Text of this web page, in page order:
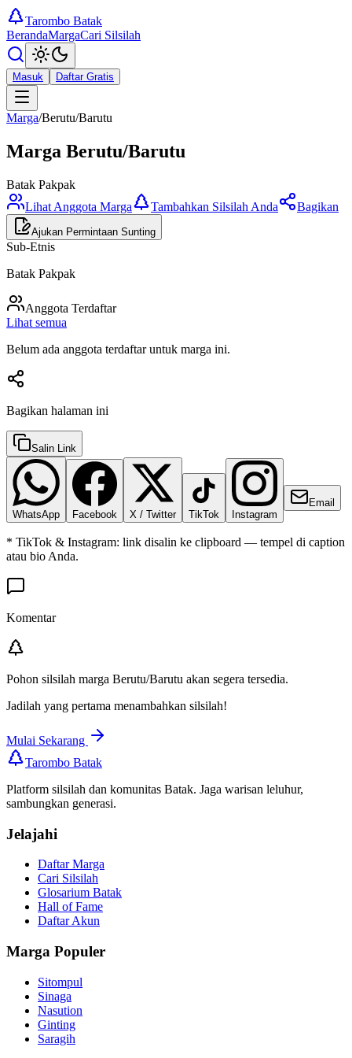
Tarombo Batak
BerandaMargaCari Silsilah
Masuk Daftar Gratis
Marga/Berutu/Barutu
Marga Berutu/Barutu
Batak Pakpak
Lihat Anggota Marga
Tambahkan Silsilah Anda Bagikan
Ajukan Permintaan Sunting
Sub-Etnis
Batak Pakpak
Anggota Terdaftar
Lihat semua
Belum ada anggota terdaftar untuk marga ini.
Bagikan halaman ini
Salin Link
WhatsApp Facebook X / Twitter TikTok Instagram
Email
* TikTok & Instagram: link disalin ke clipboard — tempel di caption
atau bio Anda.
Komentar
Pohon silsilah marga Berutu/Barutu akan segera tersedia.
Jadilah yang pertama menambahkan silsilah!
Mulai Sekarang
Tarombo Batak
Platform silsilah dan komunitas Batak. Jaga warisan leluhur,
sambungkan generasi.
Jelajahi
Daftar Marga
Cari Silsilah
Glosarium Batak
Hall of Fame
Daftar Akun
Marga Populer
Sitompul
Sinaga
Nasution
Ginting
Saragih